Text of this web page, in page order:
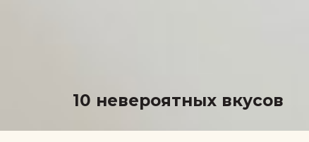
10 невероятных вкусов